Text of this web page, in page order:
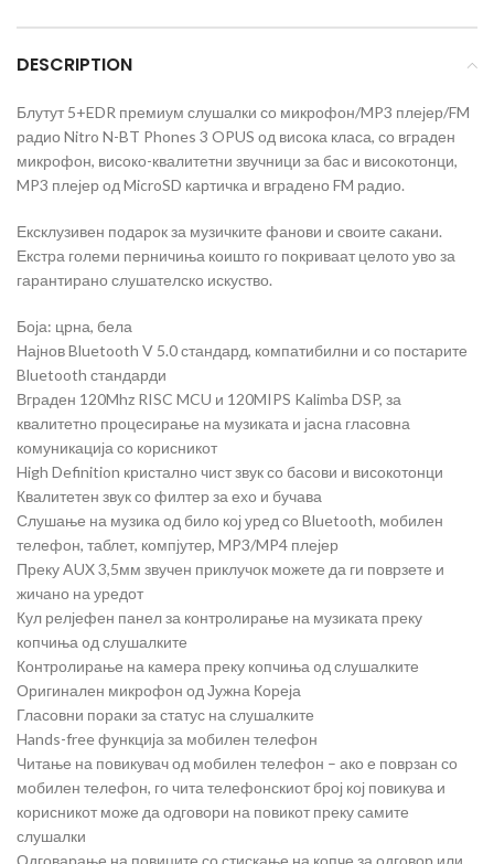
DESCRIPTION
Блутут 5+EDR премиум слушалки со микрофон/MP3 плејер/FM
радио Nitro N-BT Phones 3 OPUS од висока класа, со вграден
микрофон, високо-квалитетни звучници за бас и високотонци,
MP3 плејер од MicroSD картичка и вградено FM радио.
Ексклузивен подарок за музичките фанови и своите сакани.
Екстра големи перничиња коишто го покриваат целото уво за
гарантирано слушателско искуство.
Боја: црна, бела
Најнов Bluetooth V 5.0 стандард, компатибилни и со постарите
Bluetooth стандарди
Вграден 120Mhz RISC MCU и 120MIPS Kalimba DSP, за
квалитетно процесирање на музиката и јасна гласовна
комуникација со корисникот
High Definition кристално чист звук со басови и високотонци
Квалитетен звук со филтер за ехо и бучава
Слушање на музика од било кој уред со Bluetooth, мобилен
телефон, таблет, компјутер, MP3/MP4 плејер
Преку AUX 3,5мм звучен приклучок можете да ги поврзете и
жичано на уредот
Кул релјефен панел за контролирање на музиката преку
копчиња oд слушалките
Контролирање на камера преку копчиња oд слушалките
Оригинален микрофон од Јужна Кореја
Гласовни пораки за статус на слушалките
Hands-free функција за мобилен телефон
Читање на повикувач од мобилен телефон – ако е поврзан со
мобилен телефон, го чита телефонскиот број кој повикува и
корисникот може да одговори на повикот преку самите
слушалки
Одговарање на повиците со стискање на копче за одговор или